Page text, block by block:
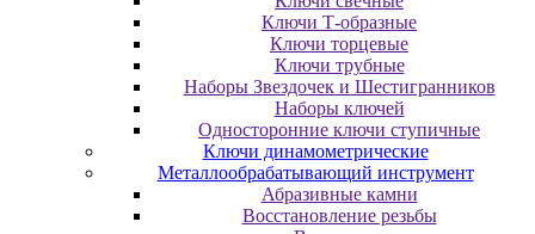
Ключи Т-образные
Ключи торцевые
Ключи трубные
Наборы Звездочек и Шестигранников
Наборы ключей
Односторонние ключи ступичные
Ключи динамометрические
Металлообрабатывающий инструмент
Абразивные камни
Восстановление резьбы